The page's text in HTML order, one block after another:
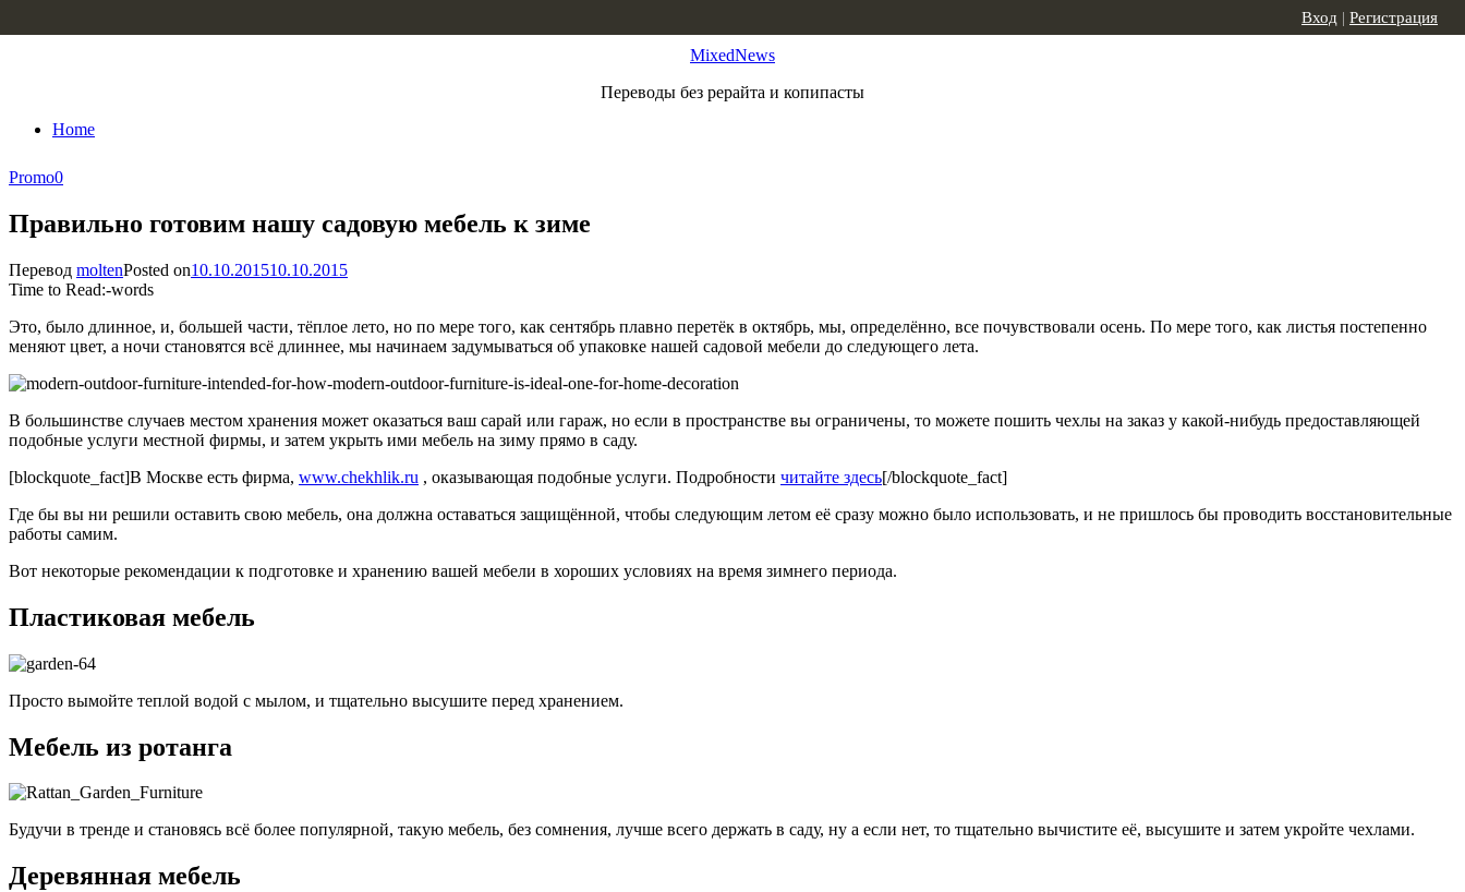
MixedNews
Переводы без рерайта и копипасты
Home
Вход | Регистрация
Promo0
Правильно готовим нашу садовую мебель к зиме
Перевод moltenPosted on10.10.201510.10.2015
Time to Read:-words
Это, было длинное, и, большей части, тёплое лето, но по мере того, как сентябрь плавно перетёк в октябрь, мы, определённо, все почувствовали осень. По мере того, как листья постепенно
меняют цвет, а ночи становятся всё длиннее, мы начинаем задумываться об упаковке нашей садовой мебели до следующего лета.
В большинстве случаев местом хранения может оказаться ваш сарай или гараж, но если в пространстве вы ограничены, то можете пошить чехлы на заказ у какой-нибудь предоставляющей
подобные услуги местной фирмы, и затем укрыть ими мебель на зиму прямо в саду.
[blockquote_fact]В Москве есть фирма, www.chekhlik.ru , оказывающая подобные услуги. Подробности читайте здесь[/blockquote_fact]
Где бы вы ни решили оставить свою мебель, она должна оставаться защищённой, чтобы следующим летом её сразу можно было использовать, и не пришлось бы проводить восстановительные
работы самим.
Вот некоторые рекомендации к подготовке и хранению вашей мебели в хороших условиях на время зимнего периода.
Пластиковая мебель
Просто вымойте теплой водой с мылом, и тщательно высушите перед хранением.
Мебель из ротанга
Будучи в тренде и становясь всё более популярной, такую мебель, без сомнения, лучше всего держать в саду, ну а если нет, то тщательно вычистите её, высушите и затем укройте чехлами.
Деревянная мебель